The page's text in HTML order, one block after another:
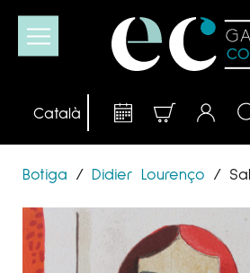
Botiga / Didier Lourenço /